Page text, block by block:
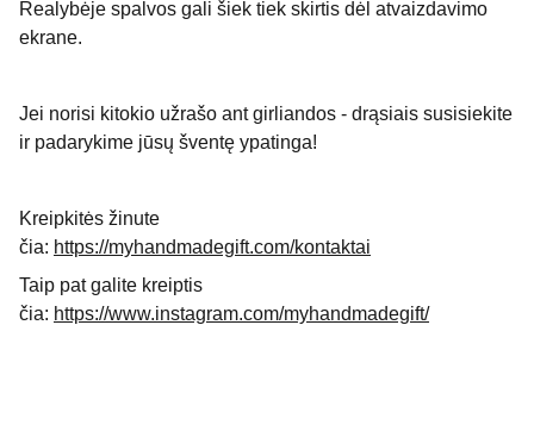
Realybėje spalvos gali šiek tiek skirtis dėl atvaizdavimo
ekrane.
Jei norisi kitokio užrašo ant girliandos - drąsiais susisiekite
ir padarykime jūsų šventę ypatinga!
Kreipkitės žinute
čia: https://myhandmadegift.com/kontaktai
Taip pat galite kreiptis
čia: https://www.instagram.com/myhandmadegift/